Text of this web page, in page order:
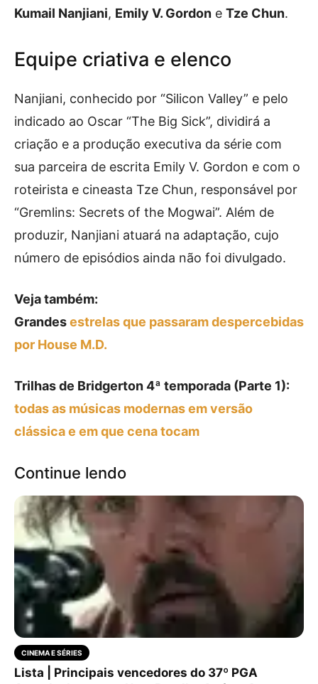
Kumail Nanjiani, Emily V. Gordon e Tze Chun.
Equipe criativa e elenco
Nanjiani, conhecido por “Silicon Valley” e pelo
indicado ao Oscar “The Big Sick”, dividirá a
criação e a produção executiva da série com
sua parceira de escrita Emily V. Gordon e com o
roteirista e cineasta Tze Chun, responsável por
“Gremlins: Secrets of the Mogwai”. Além de
produzir, Nanjiani atuará na adaptação, cujo
número de episódios ainda não foi divulgado.
Veja também:
Grandesestrelas que passaram despercebidas
por House M.D.
Trilhas de Bridgerton 4ª temporada (Parte 1):
todas as músicas modernas em versão
clássica e em que cena tocam
Continue lendo
CINEMA E SÉRIES
Lista | Principais vencedores do 37º PGA